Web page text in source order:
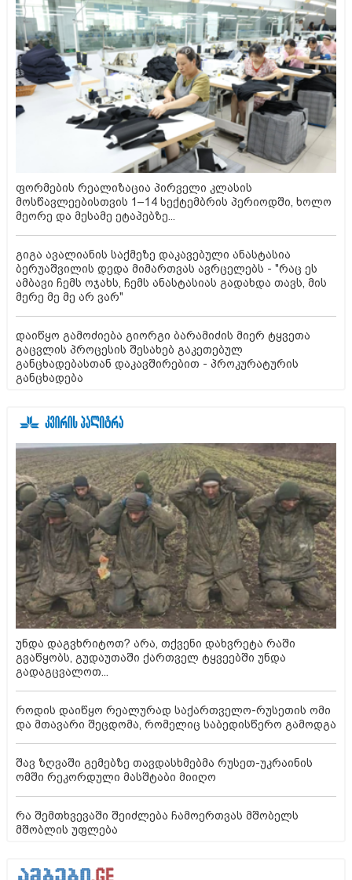
ფორმების რეალიზაცია პირველი კლასის
მოსწავლეებისთვის 1–14 სექტემბრის პერიოდში, ხოლო
მეორე და მესამე ეტაპებზე...
გიგა ავალიანის საქმეზე დაკავებული ანასტასია
ბერუაშვილის დედა მიმართვას ავრცელებს - "რაც ეს
ამბავი ჩემს ოჯახს, ჩემს ანასტასიას გადახდა თავს, მის
მერე მე მე არ ვარ"
დაიწყო გამოძიება გიორგი ბარამიძის მიერ ტყვეთა
გაცვლის პროცესის შესახებ გაკეთებულ
განცხადებასთან დაკავშირებით - პროკურატურის
განცხადება
უნდა დაგვხრიტოთ? არა, თქვენი დახვრეტა რაში
გვაწყობს, გუდაუთაში ქართველ ტყვეებში უნდა
გადაგცვალოთ...
როდის დაიწყო რეალურად საქართველო-რუსეთის ომი
და მთავარი შეცდომა, რომელიც საბედისწერო გამოდგა
შავ ზღვაში გემებზე თავდასხმებმა რუსეთ-უკრაინის
ომში რეკორდული მასშტაბი მიიღო
რა შემთხვევაში შეიძლება ჩამოერთვას მშობელს
მშობლის უფლება